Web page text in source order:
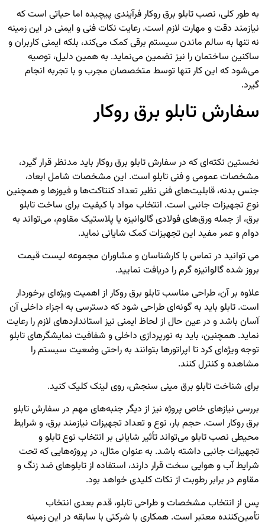
به طور کلی، نصب تابلو برق روکار فرآیندی پیچیده اما حیاتی است که
نیازمند دقت و مهارت لازم است. رعایت نکات فنی و ایمنی در این زمینه
نه تنها به سالم ماندن سیستم برقی کمک می‌کند، بلکه ایمنی کاربران و
ساکنین ساختمان را نیز تضمین می‌نماید. به همین دلیل، توصیه
می‌شود که این کار تنها توسط متخصصان مجرب و با تجربه انجام
گیرد.
سفارش تابلو برق روکار
نخستین نکته‌ای که در سفارش تابلو برق روکار باید مدنظر قرار گیرد،
مشخصات عمومی و فنی تابلو است. این مشخصات شامل ابعاد،
جنس بدنه، قابلیت‌های فنی نظیر تعداد کنتاکت‌ها و فیوزها و همچنین
نوع تجهیزات جانبی است. انتخاب مواد با کیفیت برای ساخت تابلو
برق، از جمله ورق‌های فولادی گالوانیزه یا پلاستیک مقاوم، می‌تواند به
دوام و عمر مفید این تجهیزات کمک شایانی نماید.
می توانید در تماس با کارشناسان و مشاوران مجموعه لیست قیمت
بروز شدهگالوانیزه گرمرا دریافت نمایید.
علاوه بر آن، طراحی مناسب تابلو برق روکار از اهمیت ویژه‌ای برخوردار
است. تابلو باید به گونه‌ای طراحی شود که دسترسی به اجزاء داخلی آن
آسان باشد و در عین حال از لحاظ ایمنی نیز استانداردهای لازم را رعایت
نماید. همچنین، باید به نورپردازی داخلی و شفافیت نمایشگرهای تابلو
توجه ویژه‌ای کرد تا اپراتورها بتوانند به راحتی وضعیت سیستم را
مشاهده و کنترل کنند.
برای شناختتابلو برق مینی سنجش، روی لینک کلیک کنید.
بررسی نیازهای خاص پروژه نیز از دیگر جنبه‌های مهم در سفارش تابلو
برق روکار است. حجم بار، نوع و تعداد تجهیزات نیازمند برق، و شرایط
محیطی نصب تابلو می‌تواند تأثیر شایانی بر انتخاب نوع تابلو و
تجهیزات جانبی داشته باشد. به عنوان مثال، در پروژه‌هایی که تحت
شرایط آب و هوایی سخت قرار دارند، استفاده از تابلوهای ضد زنگ و
مقاوم در برابر رطوبت از نکات کلیدی خواهد بود.
پس از انتخاب مشخصات و طراحی تابلو، قدم بعدی انتخاب
تأمین‌کننده معتبر است. همکاری با شرکتی با سابقه در این زمینه